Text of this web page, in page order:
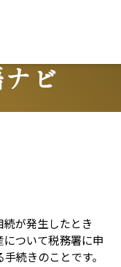
ビ
が発生したとき
ついて税務署に申
続きのことです。